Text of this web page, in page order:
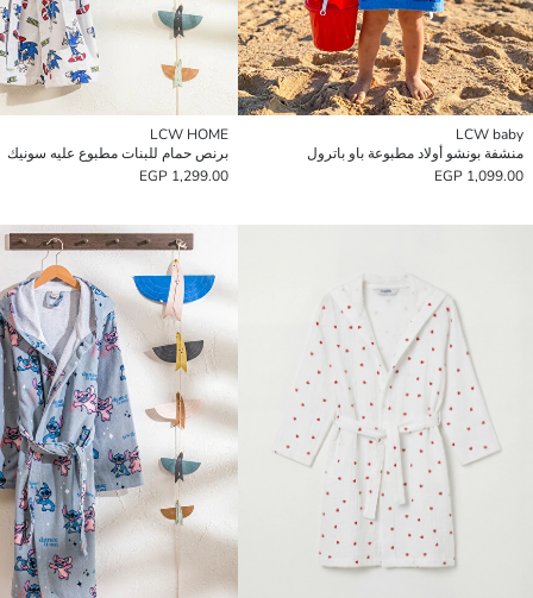
LCW baby
منشفة بونشو أولاد مطبوعة باو باترول
1,099.00 EGP
LCW HOME
برنص حمام للبنات مطبوع عليه سونيك
1,299.00 EGP